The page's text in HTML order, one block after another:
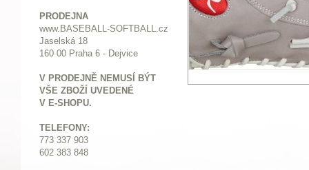
PRODEJNA
www.BASEBALL-SOFTBALL.cz
Jaselská 18
160 00 Praha 6 - Dejvice
V PRODEJNĚ NEMUSÍ BÝT
VŠE ZBOŽÍ UVEDENÉ
V E-SHOPU.
TELEFONY:
773 337 903
602 383 848